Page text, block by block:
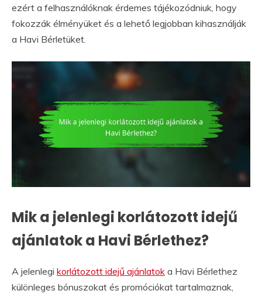
ezért a felhasználóknak érdemes tájékozódniuk, hogy
fokozzák élményüket és a lehető legjobban kihasználják
a Havi Bérletüket.
Mik a jelenlegi korlátozott idejű
ajánlatok a Havi Bérlethez?
A jelenlegi korlátozott idejű ajánlatok a Havi Bérlethez
különleges bónuszokat és promóciókat tartalmaznak,